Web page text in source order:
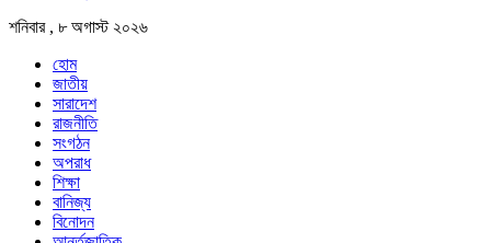
শনিবার , ৮ অগাস্ট ২০২৬
হোম
জাতীয়
সারাদেশ
রাজনীতি
সংগঠন
অপরাধ
শিক্ষা
বানিজ্য
বিনোদন